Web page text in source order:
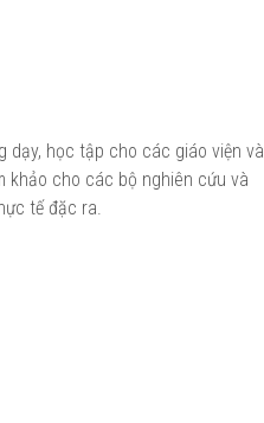
dạy, học tập cho các giáo viện và
khảo cho các bộ nghiên cứu và
tế đặc ra.